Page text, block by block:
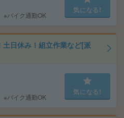
バイク通勤OK
気になる!
日休み！組立作業など[派
バイク通勤OK
気になる!